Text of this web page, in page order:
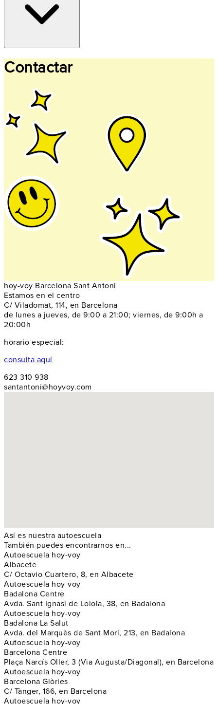
Contactar
hoy-voy Barcelona Sant Antoni
Estamos en el centro
C/ Viladomat, 114, en Barcelona
de lunes a jueves, de 9:00 a 21:00; viernes, de 9:00h a
20:00h
horario especial:
consulta aquí
623 310 938
santantoni@hoyvoy.com
Así es nuestra autoescuela
También puedes encontrarnos en...
Autoescuela hoy-voy
Albacete
C/ Octavio Cuartero, 8, en Albacete
Autoescuela hoy-voy
Badalona Centre
Avda. Sant Ignasi de Loiola, 38, en Badalona
Autoescuela hoy-voy
Badalona La Salut
Avda. del Marquès de Sant Morí, 213, en Badalona
Autoescuela hoy-voy
Barcelona Centre
Plaça Narcís Oller, 3 (Via Augusta/Diagonal), en Barcelona
Autoescuela hoy-voy
Barcelona Glòries
C/ Tànger, 166, en Barcelona
Autoescuela hoy-voy